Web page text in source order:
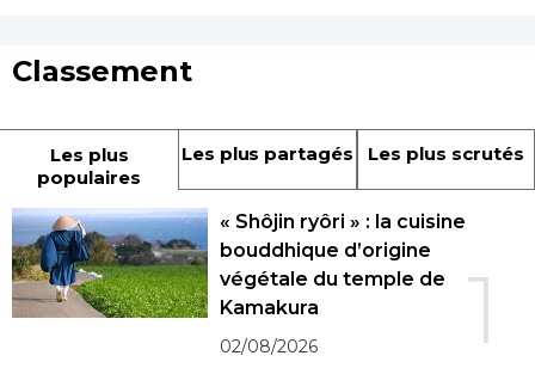
Classement
Les plus
populaires
Les plus partagés Les plus scrutés
1
« Shôjin ryôri » : la cuisine
bouddhique d’origine
végétale du temple de
Kamakura
02/08/2026